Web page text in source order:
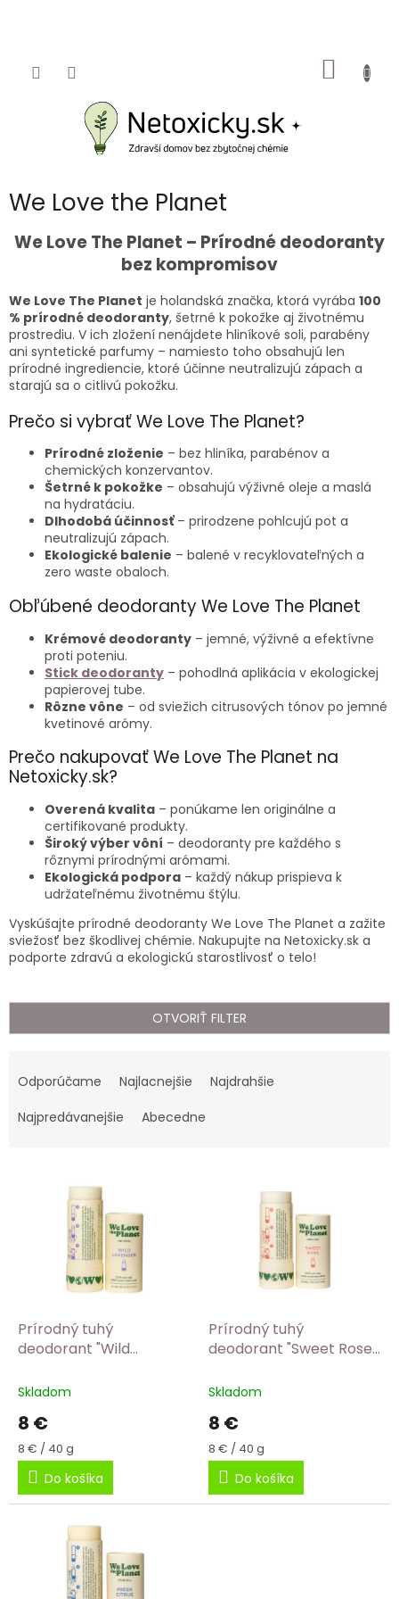
KOŠÍK
We Love the Planet
We Love The Planet – Prírodné deodoranty
bez kompromisov
We Love The Planet je holandská značka, ktorá vyrába 100
% prírodné deodoranty, šetrné k pokožke aj životnému
prostrediu. V ich zložení nenájdete hliníkové soli, parabény
ani syntetické parfumy – namiesto toho obsahujú len
prírodné ingrediencie, ktoré účinne neutralizujú zápach a
starajú sa o citlivú pokožku.
Prečo si vybrať We Love The Planet?
Prírodné zloženie – bez hliníka, parabénov a
chemických konzervantov.
Šetrné k pokožke – obsahujú výživné oleje a maslá
na hydratáciu.
Dlhodobá účinnosť– prirodzene pohlcujú pot a
neutralizujú zápach.
Ekologické balenie – balené v recyklovateľných a
zero waste obaloch.
Obľúbené deodoranty We Love The Planet
Krémové deodoranty – jemné, výživné a efektívne
proti poteniu.
Stick deodoranty – pohodlná aplikácia v ekologickej
papierovej tube.
Rôzne vône – od sviežich citrusových tónov po jemné
kvetinové arómy.
Prečo nakupovať We Love The Planet na
Netoxicky.sk?
Overená kvalita – ponúkame len originálne a
certifikované produkty.
Široký výber vôní – deodoranty pre každého s
rôznymi prírodnými arómami.
Ekologická podpora – každý nákup prispieva k
udržateľnému životnému štýlu.
Vyskúšajte prírodné deodoranty We Love The Planet a zažite
sviežosť bez škodlivej chémie. Nakupujte na Netoxicky.sk a
podporte zdravú a ekologickú starostlivosť o telo!
OTVORIŤ FILTER
a
e
o
Odporúčame Najlacnejšie
Najdrahšie
Najpredávanejšie
Abecedne
d
u
Prírodný tuhý
deodorant "Wild
The Planet
Skladom
8 €
Jednotková
cena:
8 € / 40 g
Do košíka
Prírodný tuhý
deodorant "Sweet Rose"
Skladom
8 €
Jednotková
cena:
8 € / 40 g
Do košíka